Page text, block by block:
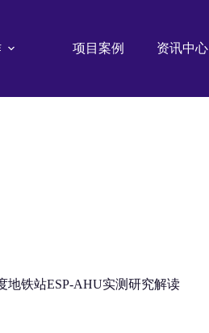
项目案例 资讯中心
地铁站ESP-AHU实测研究解读